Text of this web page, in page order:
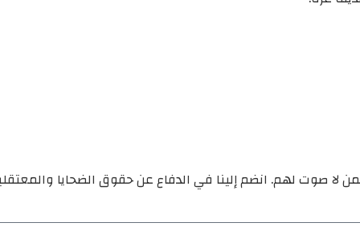
لا صوت لهم. انضم إلينا في الدفاع عن حقوق الضحايا